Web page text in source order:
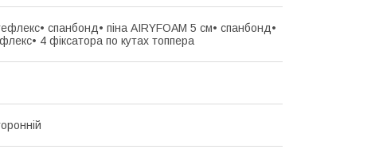
спанбонд• піна AIRYFOAM 5 см• спанбонд•
4 фіксатора по кутах топпера